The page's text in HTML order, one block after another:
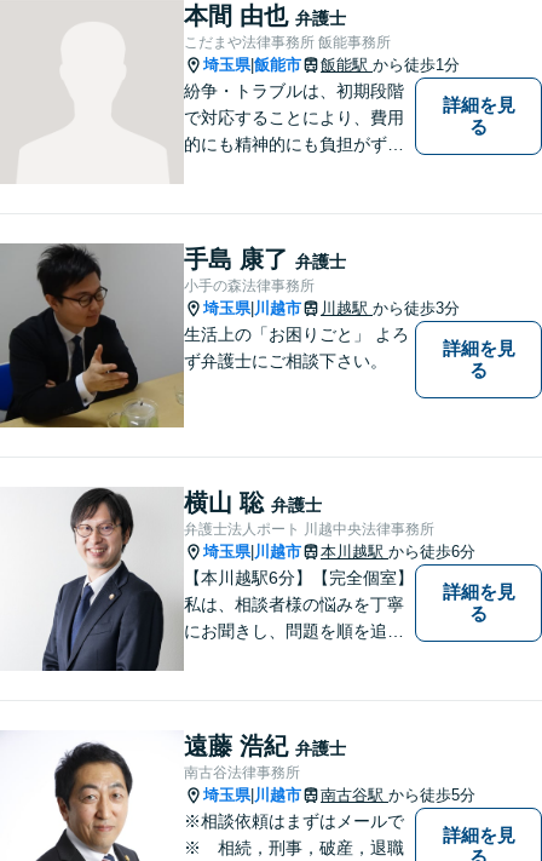
本間 由也 弁護士
こだまや法律事務所 飯能事務所
埼玉県|飯能市 飯能駅 から徒歩1分
紛争・トラブルは、初期段階
で対応することにより、費用
的にも精神的にも負担がずっ
ひ一度ご相談ください。
詳細を見
る
手島 康了 弁護士
小手の森法律事務所
埼玉県| 川越市 川越駅 から徒歩3分
生活上の「お困りごと」 よろ
ず弁護士にご相談下さい。
詳細を見
る
横山 聡 弁護士
弁護士法人ポート 川越中央法律事務所
埼玉県| 川越市 本川越駅 から徒歩6分
【本川越駅6分】【完全個室】
私は、相談者様の悩みを丁寧
にお聞きし、問題を順を追っ
ん。問題を解決するための適
切なサポートを提供します。
お気軽にご相談ください。
詳細を見
る
遠藤 浩紀 弁護士
南古谷法律事務所
埼玉県| 川越市 南古谷駅 から徒歩5分
※相談依頼はまずはメールで
※ 相続，刑事，破産，退職
詳細を見
る